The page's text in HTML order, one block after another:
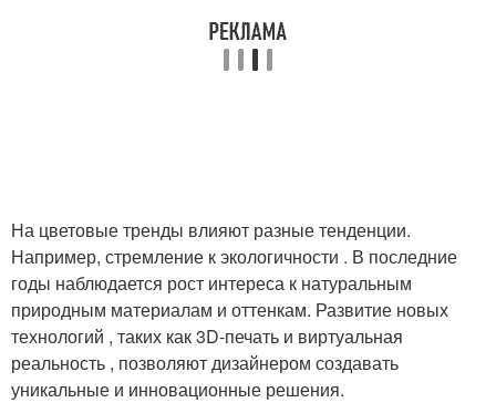
На цветовые тренды влияют разные тенденции.
Например, стремление к экологичности . В последние
годы наблюдается рост интереса к натуральным
природным материалам и оттенкам. Развитие новых
технологий , таких как 3D-печать и виртуальная
реальность , позволяют дизайнером создавать
уникальные и инновационные решения.